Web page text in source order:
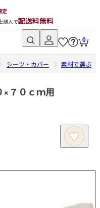
定
購入で配送料無料
0
シーツ・カバー 素材で選ぶ
７０ｃｍ用